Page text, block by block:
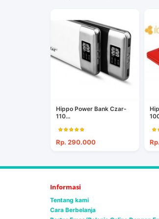
Hippo Power Bank Czar-
110...
Rp. 290.000
Informasi
Tentang kami
Cara Berbelanja